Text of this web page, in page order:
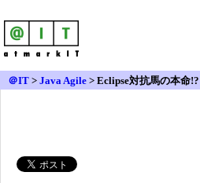
＠IT > Java Agile > Eclipse対抗馬の本命!?